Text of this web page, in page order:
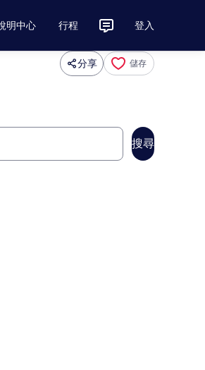
明中心 行程 登入
分享 儲存
搜尋